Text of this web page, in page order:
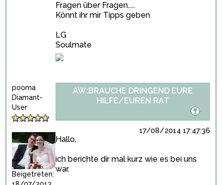
Fragen über Fragen.....
Könnt ihr mir Tipps geben
LG
Soulmate
pooma
Diamant-
User
Beigetreten:
AW:BRAUCHE DRINGEND EURE
HILFE/EUREN RAT
17/08/2014 17:47:36
Hallo,
ich berichte dir mal kurz wie es bei uns
war.